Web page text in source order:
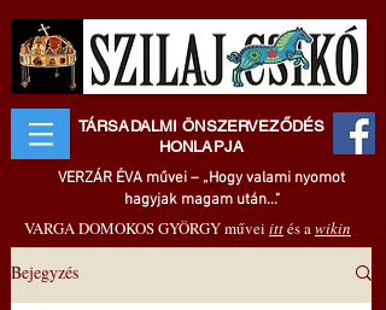
TÁRSADALMI ÖNSZERVEZŐDÉS
HONLAPJA
VERZÁR ÉVA művei – „Hogy valami nyomot
hagyjak magam után..."
VARGA DOMOKOS GYÖRGY művei ittés awikin
Bejegyzés